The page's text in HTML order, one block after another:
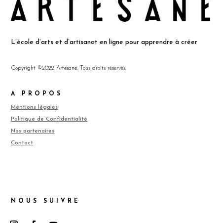
L’école d’arts et d’artisanat en ligne pour apprendre à créer
Copyright ©2022 Artesane. Tous droits réservés.
A PROPOS
Mentions légales
Politique de Confidentialité
Nos partenaires
Contact
NOUS SUIVRE